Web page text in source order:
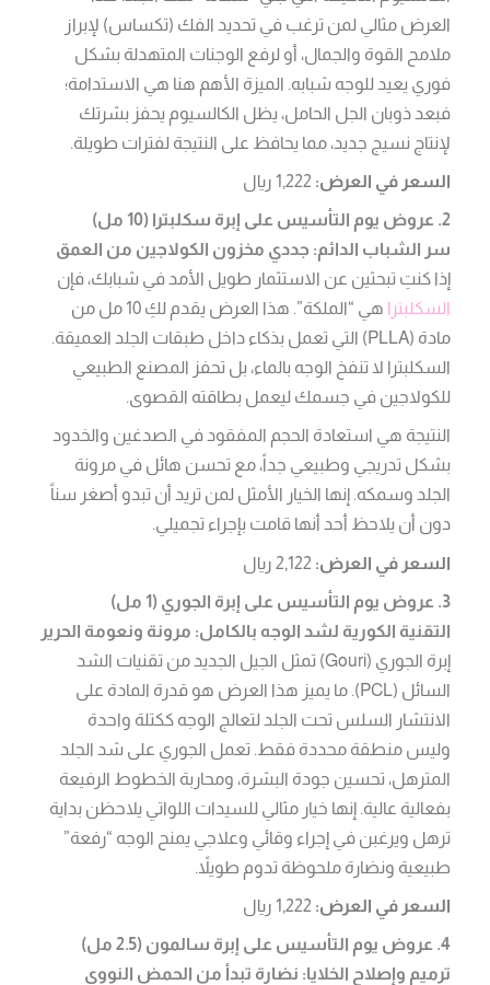
العرض مثالي لمن ترغب في تحديد الفك (تكساس) لإبراز
ملامح القوة والجمال، أو لرفع الوجنات المتهدلة بشكل
فوري يعيد للوجه شبابه. الميزة الأهم هنا هي الاستدامة؛
فبعد ذوبان الجل الحامل، يظل الكالسيوم يحفز بشرتك
لإنتاج نسيج جديد، مما يحافظ على النتيجة لفترات طويلة.
السعر في العرض:
2. عروض يوم التأسيس على إبرة سكلبترا (10 مل)
سر الشباب الدائم: جددي مخزون الكولاجين من العمق
إذا كنتِ تبحثين عن الاستثمار طويل الأمد في شبابك، فإن
السكلبترا
هي “الملكة”. هذا العرض يقدم لكِ 10 مل من
مادة (PLLA) التي تعمل بذكاء داخل طبقات الجلد العميقة.
السكلبترا لا تنفخ الوجه بالماء، بل تحفز المصنع الطبيعي
للكولاجين في جسمك ليعمل بطاقته القصوى.
النتيجة هي استعادة الحجم المفقود في الصدغين والخدود
بشكل تدريجي وطبيعي جداً، مع تحسن هائل في مرونة
الجلد وسمكه. إنها الخيار الأمثل لمن تريد أن تبدو أصغر سناً
دون أن يلاحظ أحد أنها قامت بإجراء تجميلي.
السعر في العرض:
3. عروض يوم التأسيس على إبرة الجوري (1 مل)
التقنية الكورية لشد الوجه بالكامل: مرونة ونعومة الحرير
إبرة الجوري (Gouri) تمثل الجيل الجديد من تقنيات الشد
السائل (PCL). ما يميز هذا العرض هو قدرة المادة على
الانتشار السلس تحت الجلد لتعالج الوجه ككتلة واحدة
وليس منطقة محددة فقط. تعمل الجوري على شد الجلد
المترهل، تحسين جودة البشرة، ومحاربة الخطوط الرفيعة
بفعالية عالية. إنها خيار مثالي للسيدات اللواتي يلاحظن بداية
ترهل ويرغبن في إجراء وقائي وعلاجي يمنح الوجه “رفعة”
طبيعية ونضارة ملحوظة تدوم طويلاً.
السعر في العرض:
4. عروض يوم التأسيس على إبرة سالمون (2.5 مل)
ترميم وإصلاح الخلايا: نضارة تبدأ من الحمض النووي